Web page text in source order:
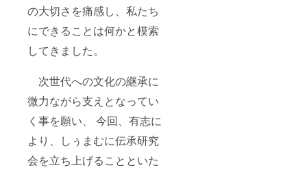
の大切さを痛感し、私たち
にできることは何かと模索
してきました。
次世代への文化の継承に
微力ながら支えとなってい
く事を願い、 今回、有志に
より、しぅまむに伝承研究
会を立ち上げることといた